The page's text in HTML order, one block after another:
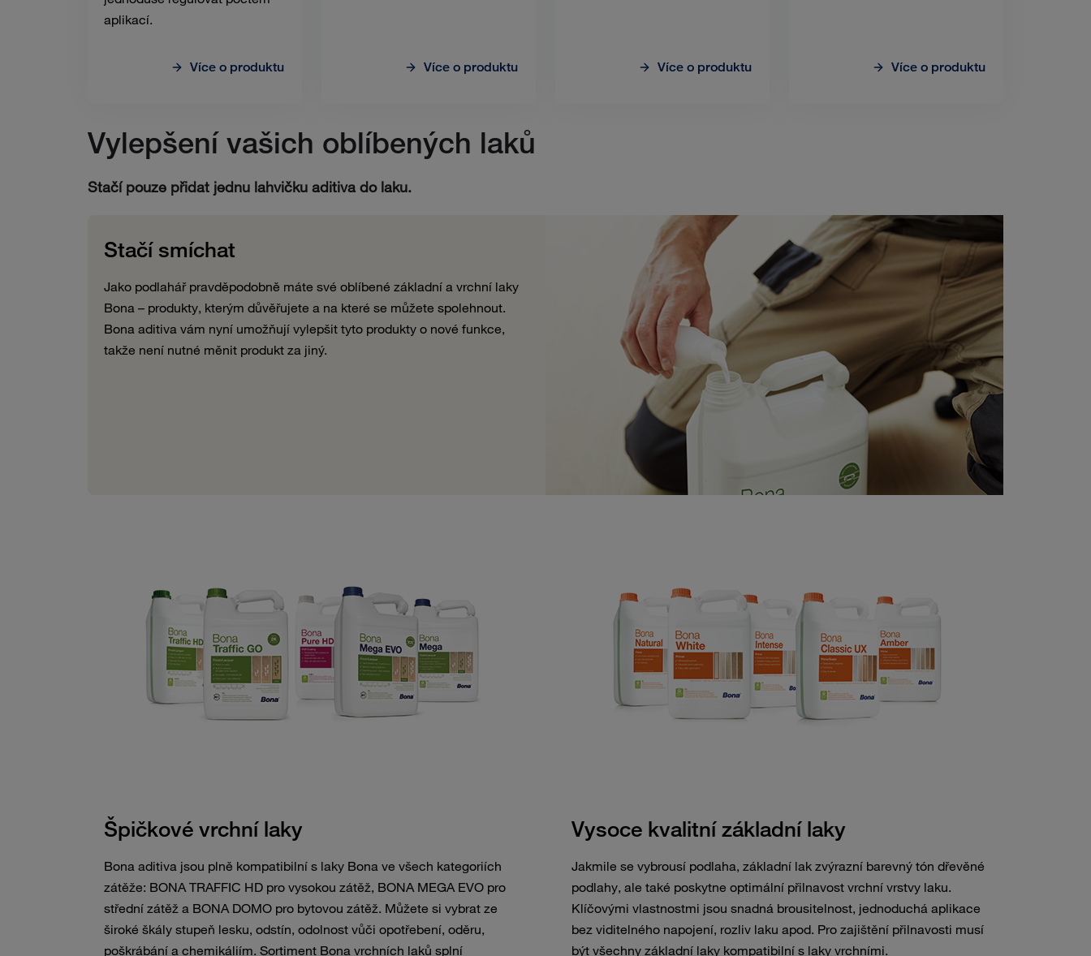
aplikací.
Více o produktu Více o produktu Více o produktu Více o produktu
Vylepšení vašich oblíbených laků
Stačí pouze přidat jednu lahvičku aditiva do laku.
Stačí smíchat
Jako podlahář pravděpodobně máte své oblíbené základní a vrchní laky
Bona – produkty, kterým důvěřujete a na které se můžete spolehnout.
Bona aditiva vám nyní umožňují vylepšit tyto produkty o nové funkce,
takže není nutné měnit produkt za jiný.
Špičkové vrchní laky
Bona aditiva jsou plně kompatibilní s laky Bona ve všech kategoriích
zátěže: BONA TRAFFIC HD pro vysokou zátěž, BONA MEGA EVO pro
střední zátěž a BONA DOMO pro bytovou zátěž. Můžete si vybrat ze
široké škály stupeň lesku, odstín, odolnost vůči opotřebení, oděru,
poškrábání a chemikáliím. Sortiment Bona vrchních laků splní
Vysoce kvalitní základní laky
Jakmile se vybrousí podlaha, základní lak zvýrazní barevný tón dřevěné
podlahy, ale také poskytne optimální přilnavost vrchní vrstvy laku.
Klíčovými vlastnostmi jsou snadná brousitelnost, jednoduchá aplikace
bez viditelného napojení, rozliv laku apod. Pro zajištění přilnavosti musí
být všechny základní laky kompatibilní s laky vrchními.